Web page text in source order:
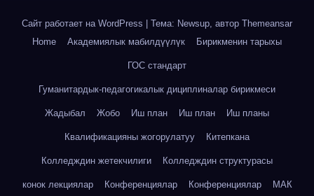
Сайт работает на WordPress Тема: Newsup, автор Themeansar
Home
Академиялык мабилдүүлүк Бирикменин тарыхы
ГОС стандарт
Гуманитардык-педагогикалык дициплиналар бирикмеси
Жадыбал Жобо Иш план Иш план Иш планы
Квалификацияны жогорулатуу Китепкана
Колледждин жетекчилиги Колледждин структурасы
конок лекциялар Конференциялар Конференциялар МАК